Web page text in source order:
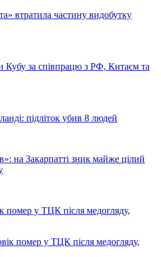
втратила частину видобутку
за співпрацю з РФ, Китаєм та
підліток убив 8 людей
на Закарпатті зник майже цілий
у ТЦК після медогляду,